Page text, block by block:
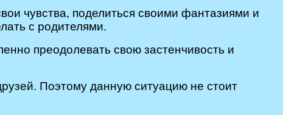
чувства, поделиться своими фантазиями и
с родителями.
преодолевать свою застенчивость и
Поэтому данную ситуацию не стоит